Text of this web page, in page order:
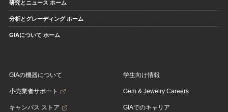
研究とニュース ホーム
分析とグレーディング ホーム
GIAについて ホーム
GIAの機器について
小売業者サポート
キャンパス ストア
学生向け情報
Gem & Jewelry Careers
GIAでのキャリア